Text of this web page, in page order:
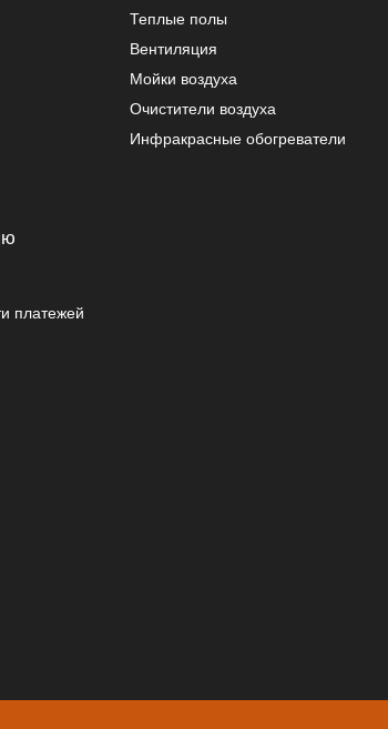
Теплые полы
Вентиляция
Мойки воздуха
Очистители воздуха
Инфракрасные обогреватели
платежей